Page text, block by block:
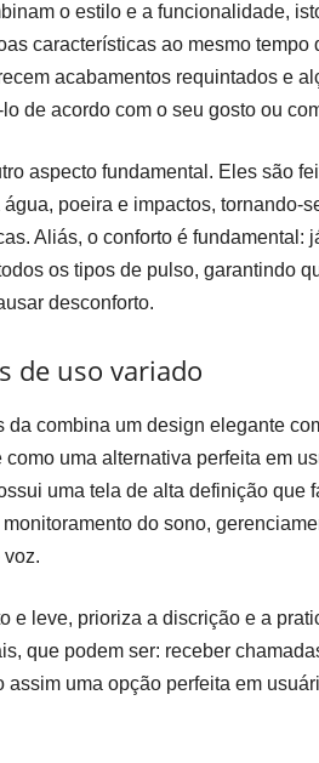
o estilo e a funcionalidade,
características ao mesmo tempo
acabamentos requintados e
de acordo com o seu gosto ou
aspecto fundamental. Eles são
poeira e impactos, tornando-
Aliás, o conforto é fundamental:
os tipos de pulso, garantindo
desconforto.
de uso variado
da combina um design elegante
uma alternativa perfeita em
uma tela de alta definição que
do sono,
voz.
e leve, prioriza a discrição e a
que podem ser: receber
assim uma opção perfeita em